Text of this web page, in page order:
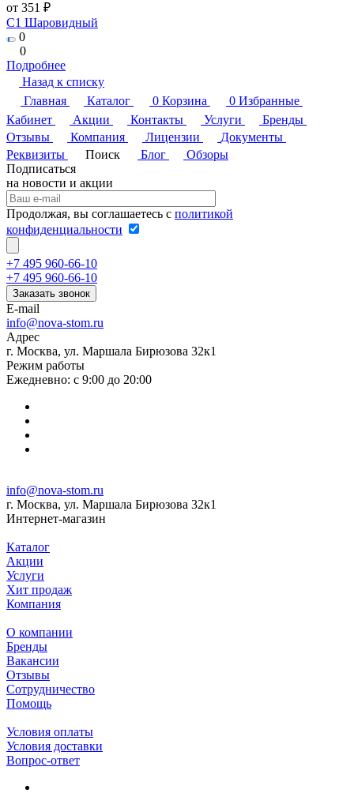
от 351 ₽
C1 Шаровидный
0
0
Подробнее
Назад к списку
Главная
Каталог 0 Корзина 0 Избранные
Кабинет
Акции Контакты Услуги
Бренды
Отзывы
Компания Лицензии
Документы
Реквизиты
Поиск Блог
Обзоры
Подписаться
на новости и акции
Продолжая, вы соглашаетесь с политикой
конфиденциальности
+7 495 960-66-10
+7 495 960-66-10
Заказать звонок
E-mail
info@nova-stom.ru
Адрес
г. Москва, ул. Маршала Бирюзова 32к1
Режим работы
Ежедневно: с 9:00 до 20:00
info@nova-stom.ru
г. Москва, ул. Маршала Бирюзова 32к1
Интернет-магазин
Каталог
Акции
Услуги
Хит продаж
Компания
О компании
Бренды
Вакансии
Отзывы
Сотрудничество
Помощь
Условия оплаты
Условия доставки
Вопрос-ответ